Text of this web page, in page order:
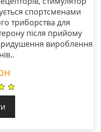
спортсменами
триборства для
після прийому
вироблення